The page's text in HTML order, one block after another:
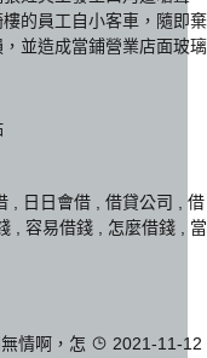
的員工自小客車，隨即棄
並造成當鋪營業店面玻璃
日日會借 借貸公司
借
容易借錢 怎麼借錢
當
情啊，怎
2021-11-12